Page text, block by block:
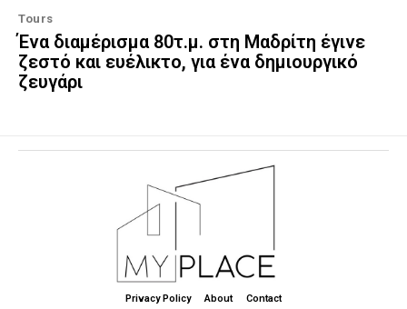
Tours
Ένα διαμέρισμα 80τ.μ. στη Μαδρίτη έγινε
ζεστό και ευέλικτο, για ένα δημιουργικό
ζευγάρι
Privacy Policy About Contact